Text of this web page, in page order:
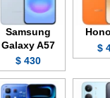
Samsung
Galaxy A57
430 $